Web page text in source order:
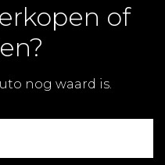
of
nog waard is.